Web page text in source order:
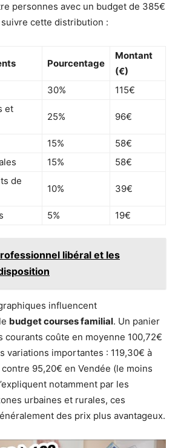
personnes avec un budget de 385€
cette distribution :
Pourcentage
Montant
(€)
30%
115€
et
25% 96€
15%
58€
15%
58€
de
10% 39€
5% 19€
libéral et les
influencent
budget courses familial. Un panier
courants coûte en moyenne 100,72€
variations importantes : 119,30€ à
95,20€ en Vendée (le moins
notamment par les
urbaines et rurales, ces
des prix plus avantageux.